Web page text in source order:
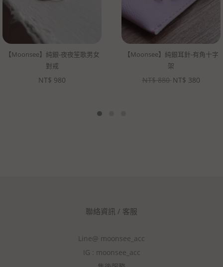
【Moonsee】純銀-夜夜笙歌男女
對戒
NT$ 980
【Moonsee】純銀耳針-有角十字
架
NT$ 880 NT$ 380
聯絡資訊 / 客服
Line@ moonsee_acc
IG : moonsee_acc